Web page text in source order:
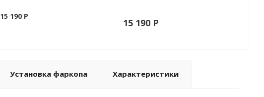
15 190 P
15 190 P
Установка фаркопа Характеристики